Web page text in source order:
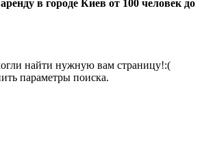
в городе Киев от 100 человек до
найти нужную вам страницу!:(
параметры поиска.